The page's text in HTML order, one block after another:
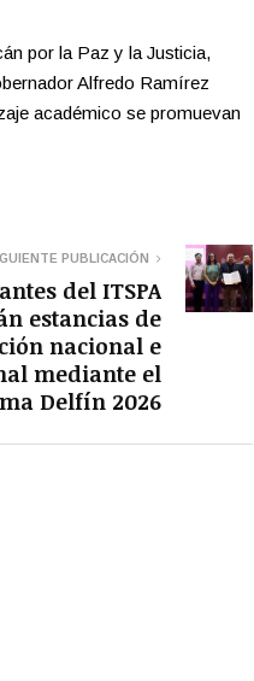
por la Paz y la Justicia,
Alfredo Ramírez
académico se promuevan
PUBLICACIÓN
del ITSPA
estancias de
nacional e
mediante el
Delfín 2026